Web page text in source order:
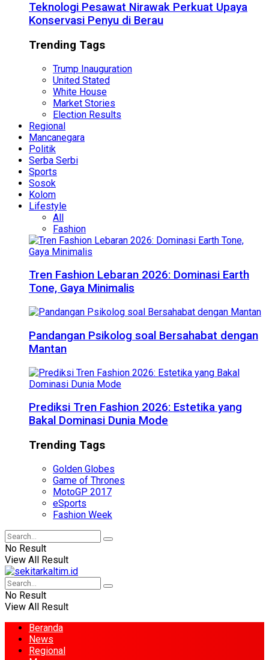
Teknologi Pesawat Nirawak Perkuat Upaya
Konservasi Penyu di Berau
Trending Tags
Trump Inauguration
United Stated
White House
Market Stories
Election Results
Regional
Mancanegara
Politik
Serba Serbi
Sports
Sosok
Kolom
Lifestyle
All
Fashion
Tren Fashion Lebaran 2026: Dominasi Earth
Tone, Gaya Minimalis
Pandangan Psikolog soal Bersahabat dengan
Mantan
Prediksi Tren Fashion 2026: Estetika yang
Bakal Dominasi Dunia Mode
Trending Tags
Golden Globes
Game of Thrones
MotoGP 2017
eSports
Fashion Week
No Result
View All Result
No Result
View All Result
Beranda
News
Regional